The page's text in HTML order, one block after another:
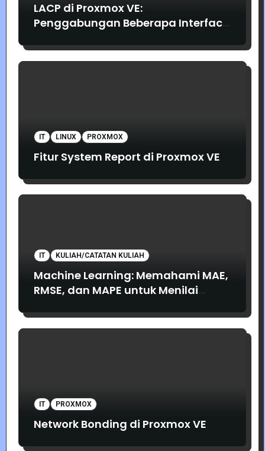
LACP di Proxmox VE:
Penggabungan Beberapa Interface
IT LINUX PROXMOX
Fitur System Report di Proxmox VE
IT KULIAH/CATATAN KULIAH
Machine Learning: Memahami MAE,
RMSE, dan MAPE untuk Menilai
IT PROXMOX
Network Bonding di Proxmox VE